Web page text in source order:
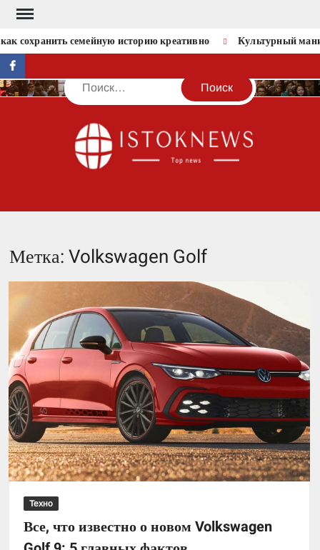
Перейти
содержимому
сохранить семейную историю креативно Культурный
facebook
Поиск
Метка:Volkswagen Golf
Техно
Все, что известно о новом Volkswagen